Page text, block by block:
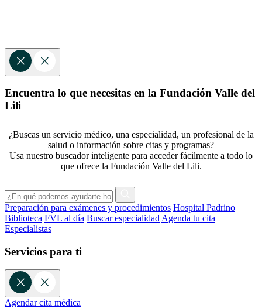
Encuentra lo que necesitas en la Fundación Valle del
Lili
¿Buscas un servicio médico, una especialidad, un profesional de la
salud o información sobre citas y programas?
Usa nuestro buscador inteligente para acceder fácilmente a todo lo
que ofrece la Fundación Valle del Lili.
Preparación para exámenes y procedimientos Hospital Padrino
Biblioteca FVL al día Buscar especialidad Agenda tu cita
Especialistas
Servicios para ti
Agendar cita médica